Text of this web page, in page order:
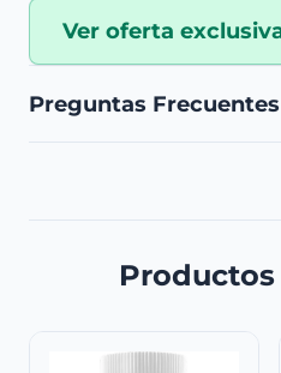
Ver oferta
Preguntas Frecuentes